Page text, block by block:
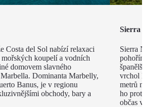
Costa del Sol nabízí relaxaci
koupelí a vodních
domovem slavného
Dominanta Marbelly,
Banus, je v regionu
obchody, bary a
Sierra
Sierra
vrchol
metrů
ho
občas